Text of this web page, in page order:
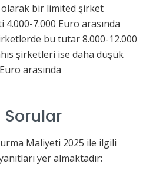
bir limited şirket
7.000 Euro arasında
bu tutar 8.000-12.000
şirketleri ise daha düşük
arasında
Sorular
Maliyeti 2025 ile ilgili
yer almaktadır: